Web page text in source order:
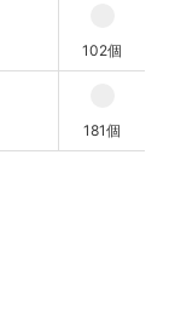
102個
181個